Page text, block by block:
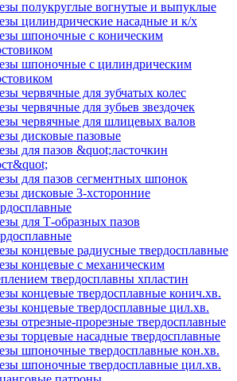
полукруглые вогнутые и выпуклые
цилиндрические насадные и к/х
шпоночные с коническим
шпоночные с цилиндрическим
червячные для зубчатых колес
червячные для зубьев звездочек
червячные для шлицевых валов
дисковые пазовые
для пазов &quot;ласточкин
для пазов сегментных шпонок
дисковые 3-хсторонние
для Т-образных пазов
концевые радиусные твердосплавные
концевые с механическим
твердосплавны хпластин
концевые твердосплавные конич.хв.
концевые твердосплавные цил.хв.
отрезные-прорезные твердосплавные
торцевые насадные твердосплавные
шпоночные твердосплавные кон.хв.
шпоночные твердосплавные цил.хв.